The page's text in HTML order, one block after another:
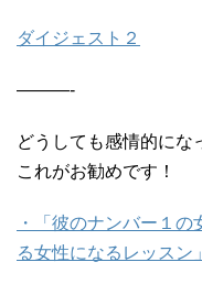
ダイジェスト２
———-
どうしても感情的にな
これがお勧めです！
・「彼のナンバー１
る女性になるレッスン